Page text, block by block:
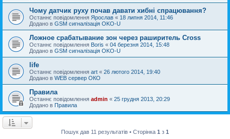
Чому датчик руху почав давати хибні спрацювання?
Останнє повідомлення Ярослав « 18 липня 2014, 11:46
Додано в GSM сигналізація OKO-U
Ложное срабатывание зон через раширитель Cross
Останнє повідомлення Boris « 04 березня 2014, 15:48
Додано в GSM сигналізація OKO-U
life
Останнє повідомлення art « 26 лютого 2014, 19:40
Додано в WEB сервер ОКО
Правила
Останнє повідомлення admin « 25 грудня 2013, 20:29
Додано в Правила
Пошук дав 11 результатів • Сторінка 1 з 1